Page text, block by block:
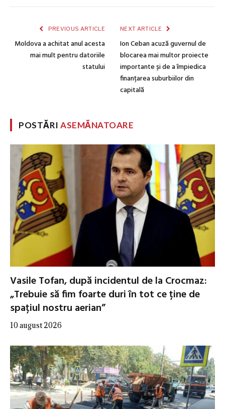
PREVIOUS ARTICLE
Moldova a achitat anul acesta
mai mult pentru datoriile
statului
NEXT ARTICLE
Ion Ceban acuză guvernul de
blocarea mai multor proiecte
importante și de a împiedica
finanțarea suburbiilor din
capitală
POSTĂRIASEMĂNATOARE
Vasile Tofan, după incidentul de la Crocmaz:
„Trebuie să fim foarte duri în tot ce ține de
spațiul nostru aerian”
10 august 2026